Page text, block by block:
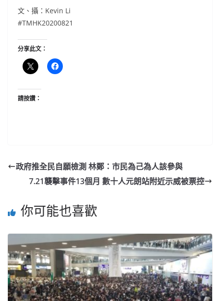
文、攝：Kevin Li
#TMHK20200821
分享此文：
請按讚：
政府推全民自願檢測 林鄭：市民為己為人該參與
7.21襲擊事件13個月 數十人元朗站附近示威被票控
你可能也喜歡